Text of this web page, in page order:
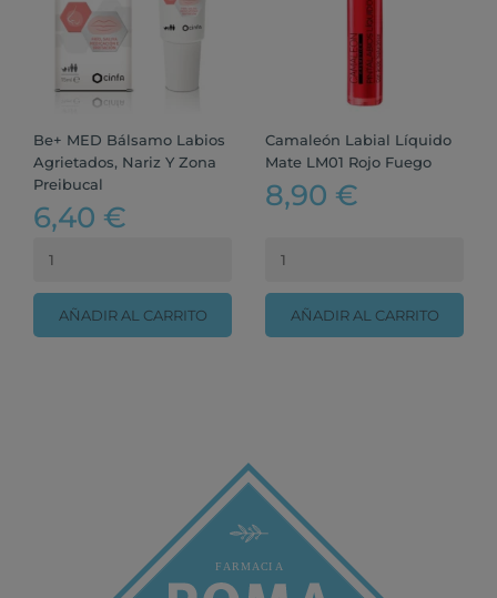
Be+ MED Bálsamo Labios
Agrietados, Nariz Y Zona
Preibucal
6,40 €
AÑADIR AL CARRITO
Camaleón Labial Líquido
Mate LM01 Rojo Fuego
8,90 €
AÑADIR AL CARRITO